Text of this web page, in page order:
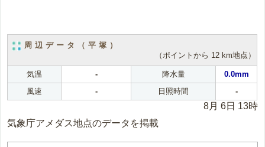
周辺データ（平塚）
（ポイントから 12 km地点）
気温 - 降水量
0.0mm
風速
- 日照時間 -
8月 6日 13時
気象庁アメダス地点のデータを掲載